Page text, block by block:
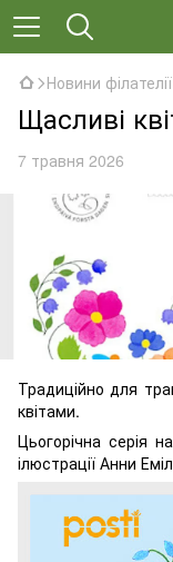
Новини філателії
Щасливі
7 травня 2026
Традиційно для
квітами.
Цьогорічна серія
ілюстрації Анни